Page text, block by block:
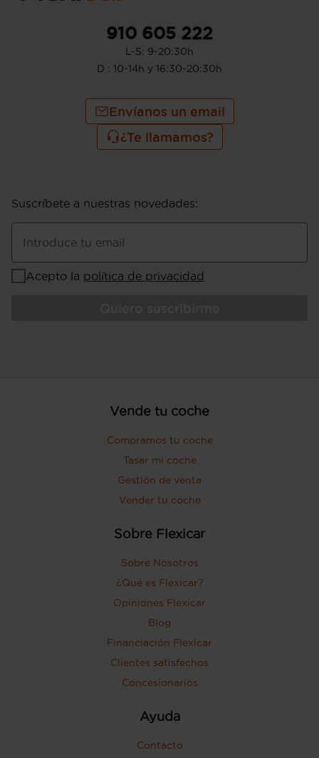
910 605 222
L-S: 9-20:30h
D : 10-14h y 16:30-20:30h
Envíanos un email
¿Te llamamos?
Suscríbete a nuestras novedades:
Introduce tu email
Acepto la política de privacidad
Vende tu coche
Compramos tu coche
Tasar mi coche
Gestión de venta
Vender tu coche
Sobre Flexicar
Sobre Nosotros
¿Qué es Flexicar?
Opiniones Flexicar
Blog
Financiación Flexicar
Clientes satisfechos
Concesionarios
Ayuda
Contacto